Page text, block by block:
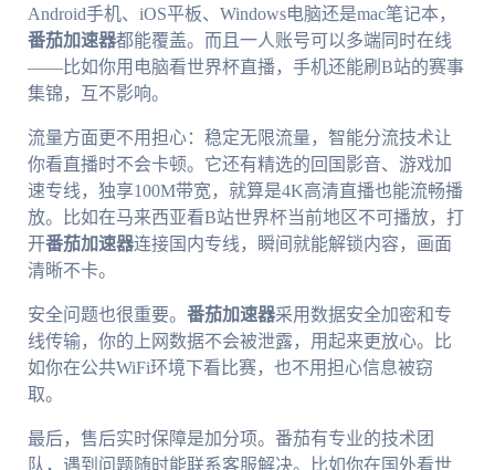
Android手机、iOS平板、Windows电脑还是mac笔记本，
番茄加速器都能覆盖。而且一人账号可以多端同时在线
——比如你用电脑看世界杯直播，手机还能刷B站的赛事
集锦，互不影响。
流量方面更不用担心：稳定无限流量，智能分流技术让
你看直播时不会卡顿。它还有精选的回国影音、游戏加
速专线，独享100M带宽，就算是4K高清直播也能流畅播
放。比如在马来西亚看B站世界杯当前地区不可播放，打
开番茄加速器连接国内专线，瞬间就能解锁内容，画面
清晰不卡。
安全问题也很重要。 番茄加速器采用数据安全加密和专
线传输，你的上网数据不会被泄露，用起来更放心。比
如你在公共WiFi环境下看比赛，也不用担心信息被窃
取。
最后，售后实时保障是加分项。番茄有专业的技术团
队，遇到问题随时能联系客服解决。比如你在国外看世